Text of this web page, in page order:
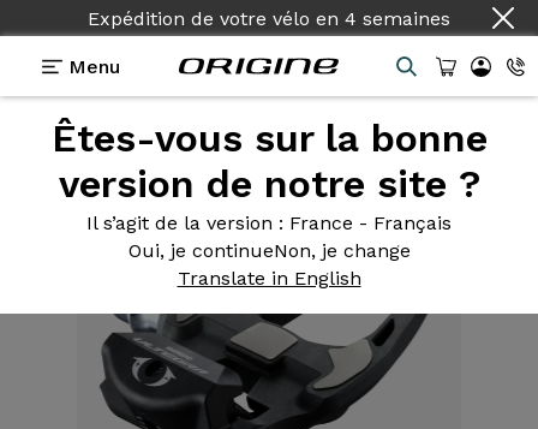
Expédition de votre vélo en 4 semaines
Menu
Êtes-vous sur la bonne
version de notre site ?
Il s’agit de la version : France - Français
Oui, je continueNon, je change
Translate in English
Equipements>Pédales >R8000 Carbone